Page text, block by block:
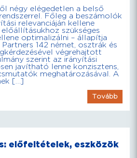
négy elégedetlen a belső
Főleg a beszámolók
relevanciáján kellene
szükséges
optimalizálni – állapítja
142 német, osztrák és
végrehajtott
szerint az irányítási
javítható lenne konzisztens,
meghatározásával. A
[…]
Tovább
előfeltételek, eszközök